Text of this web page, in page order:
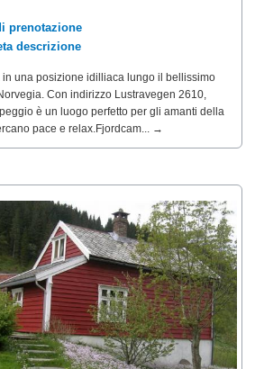
prenotazione
descrizione
una posizione idilliaca lungo il bellissimo
Con indirizzo Lustravegen 2610,
è un luogo perfetto per gli amanti della
pace e relax.Fjordcam... →